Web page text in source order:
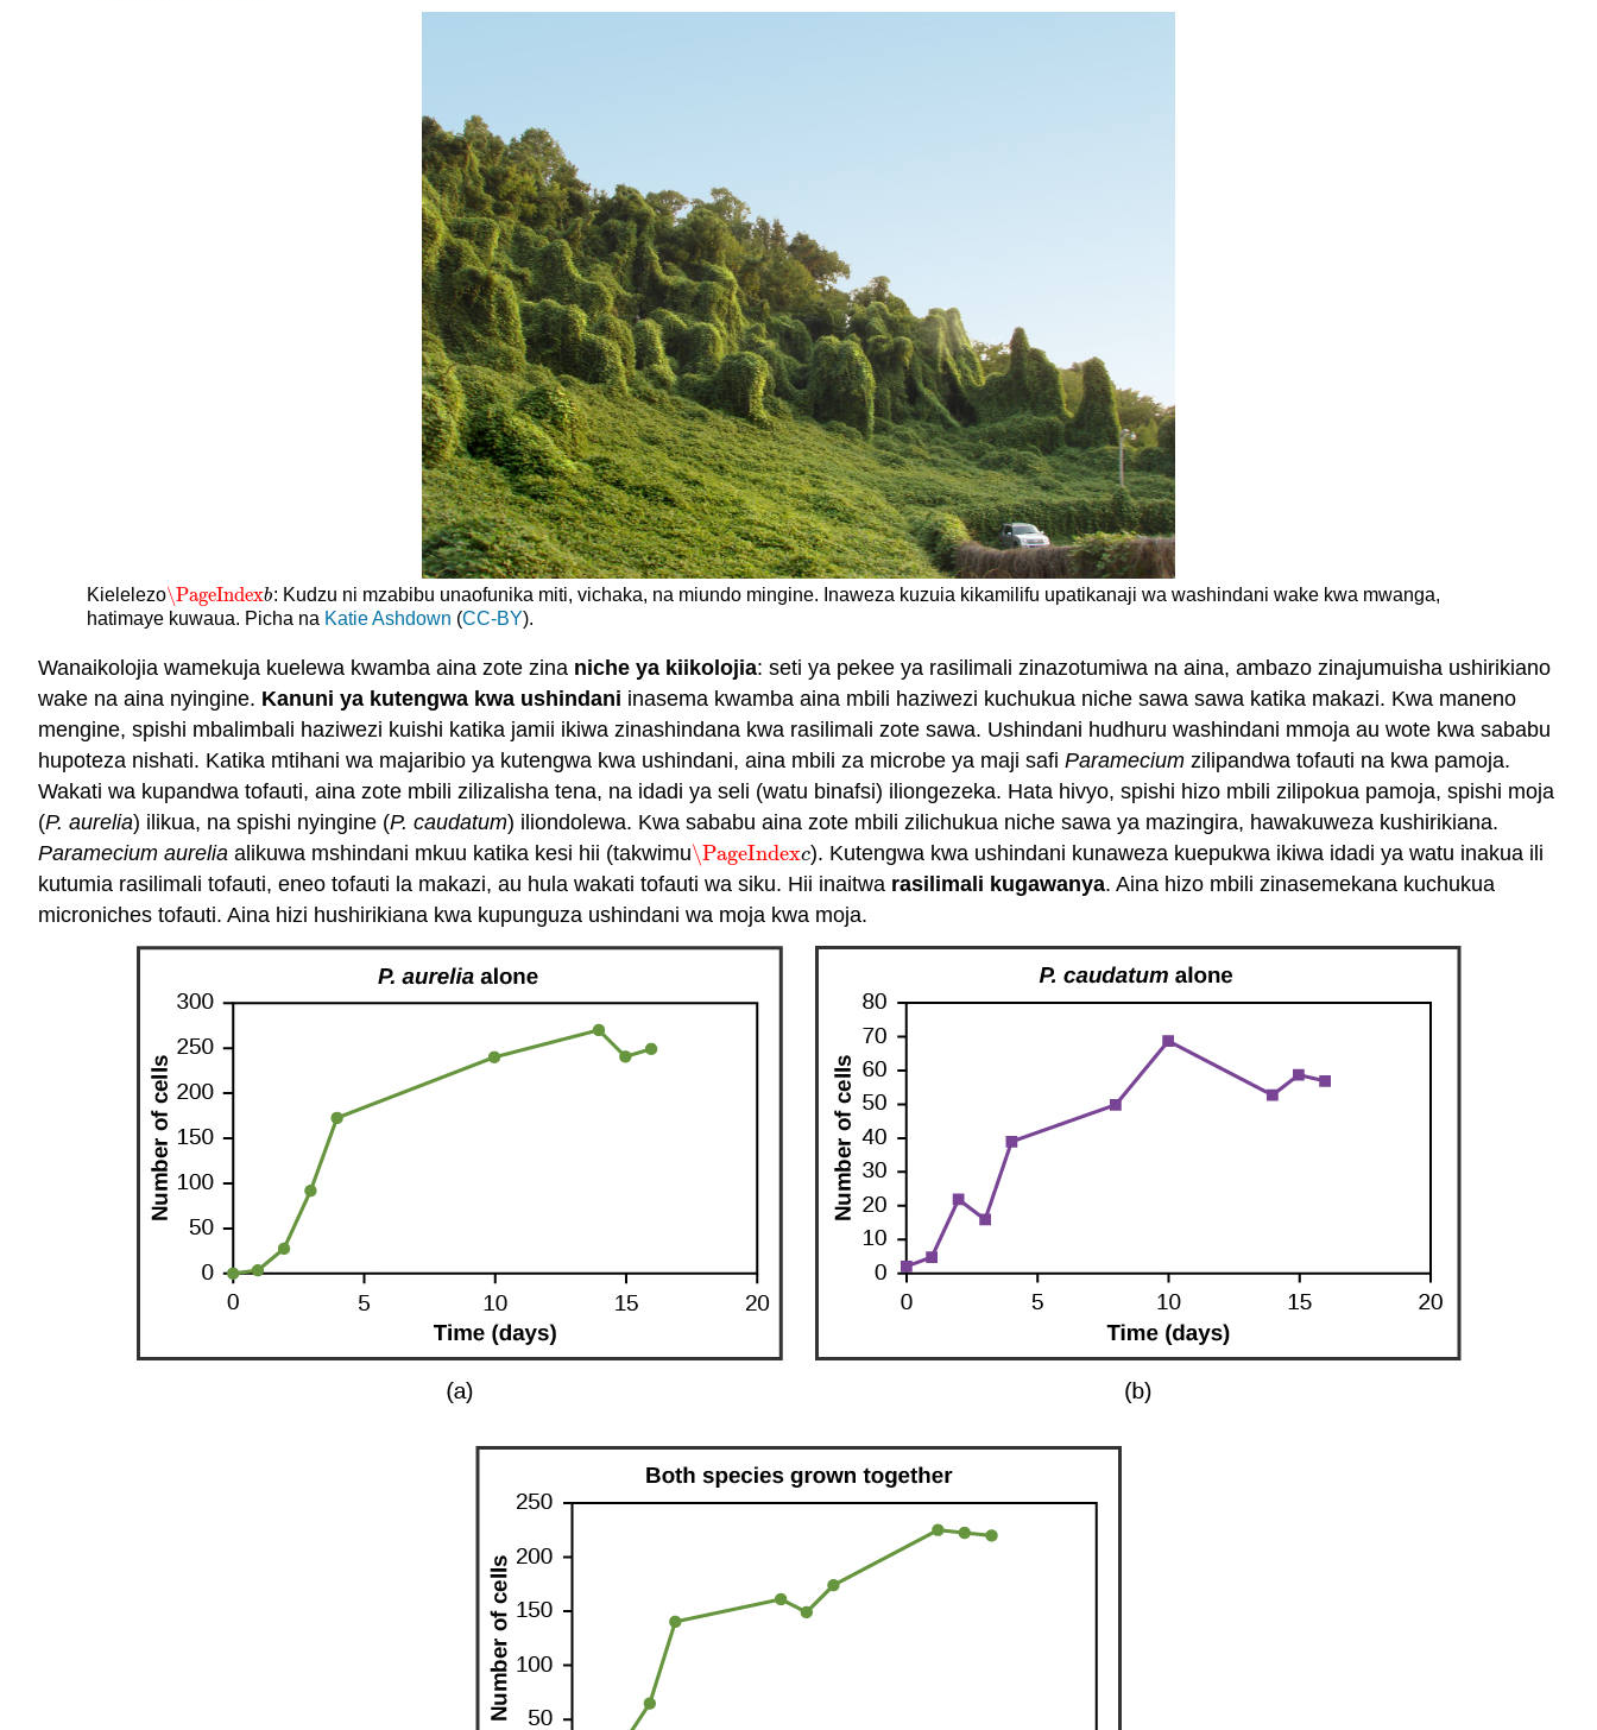
Kielelezo\PageIndexb
\PageIndexb: Kudzu ni mzabibu unaofunika miti, vichaka, na miundo mingine. Inaweza kuzuia kikamilifu upatikanaji wa washindani wake kwa mwanga,
hatimaye kuwaua. Picha na Katie Ashdown (CC-BY).
Wanaikolojia wamekuja kuelewa kwamba aina zote zina niche ya kiikolojia: seti ya pekee ya rasilimali zinazotumiwa na aina, ambazo zinajumuisha ushirikiano
wake na aina nyingine. Kanuni ya kutengwa kwa ushindani inasema kwamba aina mbili haziwezi kuchukua niche sawa sawa katika makazi. Kwa maneno
mengine, spishi mbalimbali haziwezi kuishi katika jamii ikiwa zinashindana kwa rasilimali zote sawa. Ushindani hudhuru washindani mmoja au wote kwa sababu
hupoteza nishati. Katika mtihani wa majaribio ya kutengwa kwa ushindani, aina mbili za microbe ya maji safi Paramecium zilipandwa tofauti na kwa pamoja.
Wakati wa kupandwa tofauti, aina zote mbili zilizalisha tena, na idadi ya seli (watu binafsi) iliongezeka. Hata hivyo, spishi hizo mbili zilipokua pamoja, spishi moja
(P. aurelia) ilikua, na spishi nyingine (P. caudatum) iliondolewa. Kwa sababu aina zote mbili zilichukua niche sawa ya mazingira, hawakuweza kushirikiana.
Paramecium aurelia alikuwa mshindani mkuu katika kesi hii (takwimu\PageIndexc
\PageIndexc). Kutengwa kwa ushindani kunaweza kuepukwa ikiwa idadi ya watu inakua ili
kutumia rasilimali tofauti, eneo tofauti la makazi, au hula wakati tofauti wa siku. Hii inaitwa rasilimali kugawanya. Aina hizo mbili zinasemekana kuchukua
microniches tofauti. Aina hizi hushirikiana kwa kupunguza ushindani wa moja kwa moja.